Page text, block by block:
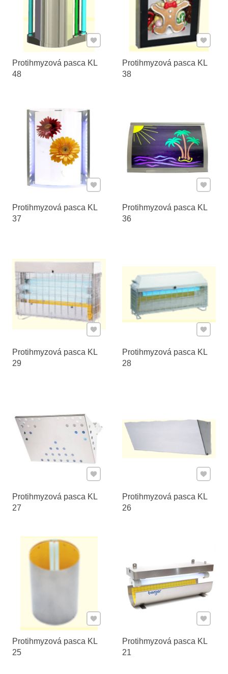
Protihmyzová pasca KL
48
Pridať k Obľúbeným
Protihmyzová pasca KL
38
Pridať
Protihmyzová pasca KL
37
Pridať k Obľúbeným
Protihmyzová pasca KL
36
Pridať
Protihmyzová pasca KL
29
Pridať k Obľúbeným
Protihmyzová pasca KL
28
Pridať
Protihmyzová pasca KL
27
Pridať k Obľúbeným
Protihmyzová pasca KL
26
Pridať
Protihmyzová pasca KL
25
Pridať k Obľúbeným
Protihmyzová pasca KL
21
Pridať